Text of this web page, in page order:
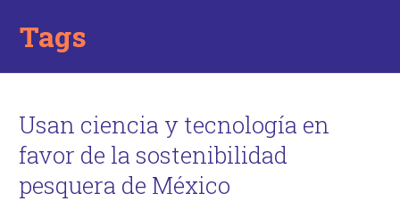
Tags
Usan ciencia y tecnología en
favor de la sostenibilidad
pesquera de México